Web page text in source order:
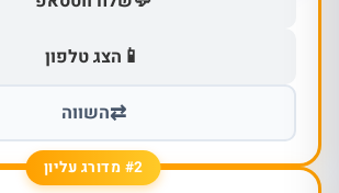
📱 הצג טלפון
⇄השווה
#2 מדורג עליון